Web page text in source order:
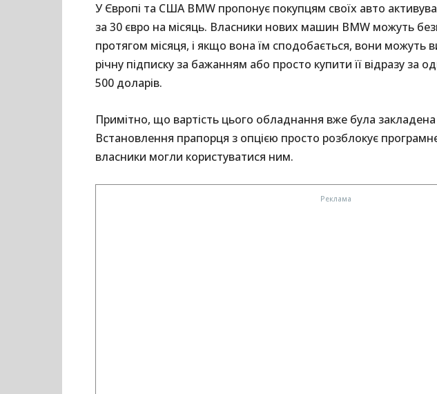
У Європі та США BMW пропонує покупцям своїх авто
за 30 євро на місяць. Власники нових машин BMW можуть
протягом місяця, і якщо вона їм сподобається, вони можуть
річну підписку за бажанням або просто купити її відразу за
500 доларів.
Примітно, що вартість цього обладнання вже була закладена
Встановлення прапорця з опцією просто розблокує
власники могли користуватися ним.